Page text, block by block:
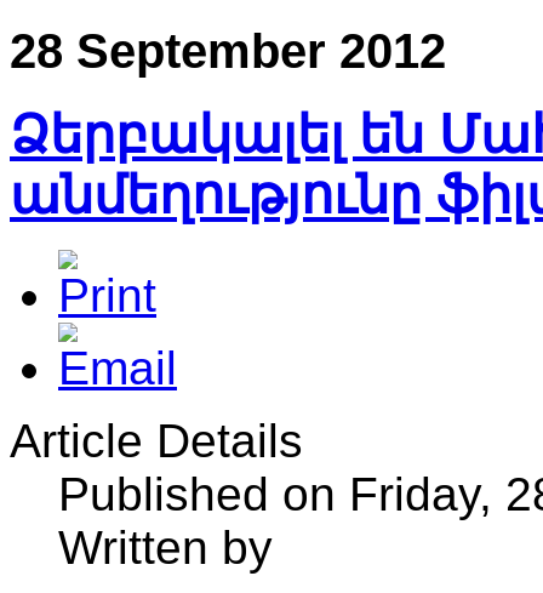
28 September 2012
Ձերբակալել են
անմեղությունը
Article Details
Published on Friday,
Written by